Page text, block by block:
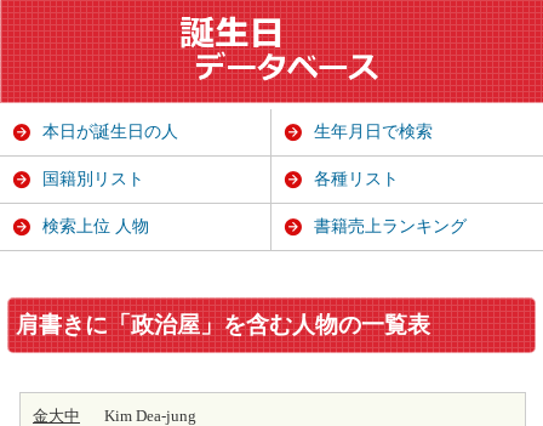
肩書きに「政治屋」を含む人物の一覧表
金大中 Kim Dea-jung
本日が誕生日の人 生年月日で検索
国籍別リスト 各種リスト
検索上位 人物 書籍売上ランキング